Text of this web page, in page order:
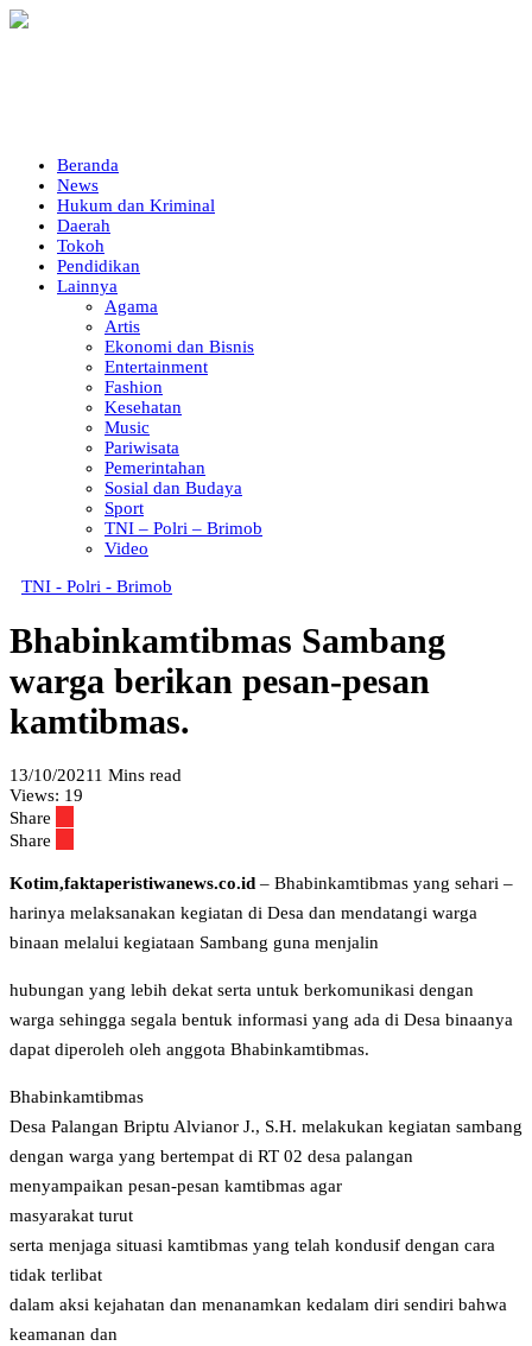
Beranda
News
Hukum dan Kriminal
Daerah
Tokoh
Pendidikan
Lainnya
Agama
Artis
Ekonomi dan Bisnis
Entertainment
Fashion
Kesehatan
Music
Pariwisata
Pemerintahan
Sosial dan Budaya
Sport
TNI – Polri – Brimob
Video
TNI - Polri - Brimob
Bhabinkamtibmas Sambang
warga berikan pesan-pesan
kamtibmas.
13/10/20211 Mins read
Views: 19
Share
Share
Kotim,faktaperistiwanews.co.id – Bhabinkamtibmas yang sehari –
harinya melaksanakan kegiatan di Desa dan mendatangi warga
binaan melalui kegiataan Sambang guna menjalin
hubungan yang lebih dekat serta untuk berkomunikasi dengan
warga sehingga segala bentuk informasi yang ada di Desa binaanya
dapat diperoleh oleh anggota Bhabinkamtibmas.
Bhabinkamtibmas
Desa Palangan Briptu Alvianor J., S.H. melakukan kegiatan sambang
dengan warga yang bertempat di RT 02 desa palangan
menyampaikan pesan-pesan kamtibmas agar
masyarakat turut
serta menjaga situasi kamtibmas yang telah kondusif dengan cara
tidak terlibat
dalam aksi kejahatan dan menanamkan kedalam diri sendiri bahwa
keamanan dan